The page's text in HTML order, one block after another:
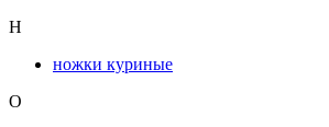
Н
ножки куриные
О